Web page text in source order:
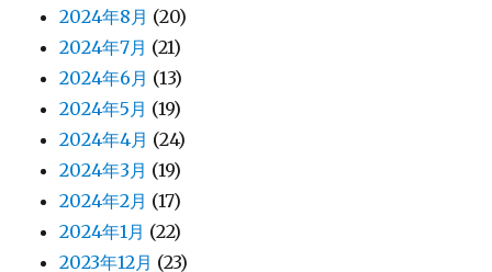
2024年8月 (20)
2024年7月 (21)
2024年6月 (13)
2024年5月 (19)
2024年4月 (24)
2024年3月 (19)
2024年2月 (17)
2024年1月 (22)
2023年12月 (23)